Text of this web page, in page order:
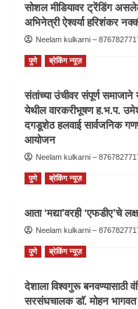
सोशल मीडियावर ट्रेंडिंग
अभिनेत्री ऐश्वर्या हरिशंकर
Neelam kulkarni –
पुणे ब्रेकिंग न्यूज़
संतांच्या उंचीवर संपूर्ण
येथील वारकरीभूषण ह.भ.प.
दगडूशेठ हलवाई सार्वजनिक
आयोजन
Neelam kulkarni –
पुणे ब्रेकिंग न्यूज़
आता ‘मद्या’वरही ‘एफडीए’चे लक्ष
Neelam kulkarni –
पुणे ब्रेकिंग न्यूज़
देशाला विश्वगुरू बनवण्यासाठी
सरसंघचालक डाॅ. मोहन भागवत